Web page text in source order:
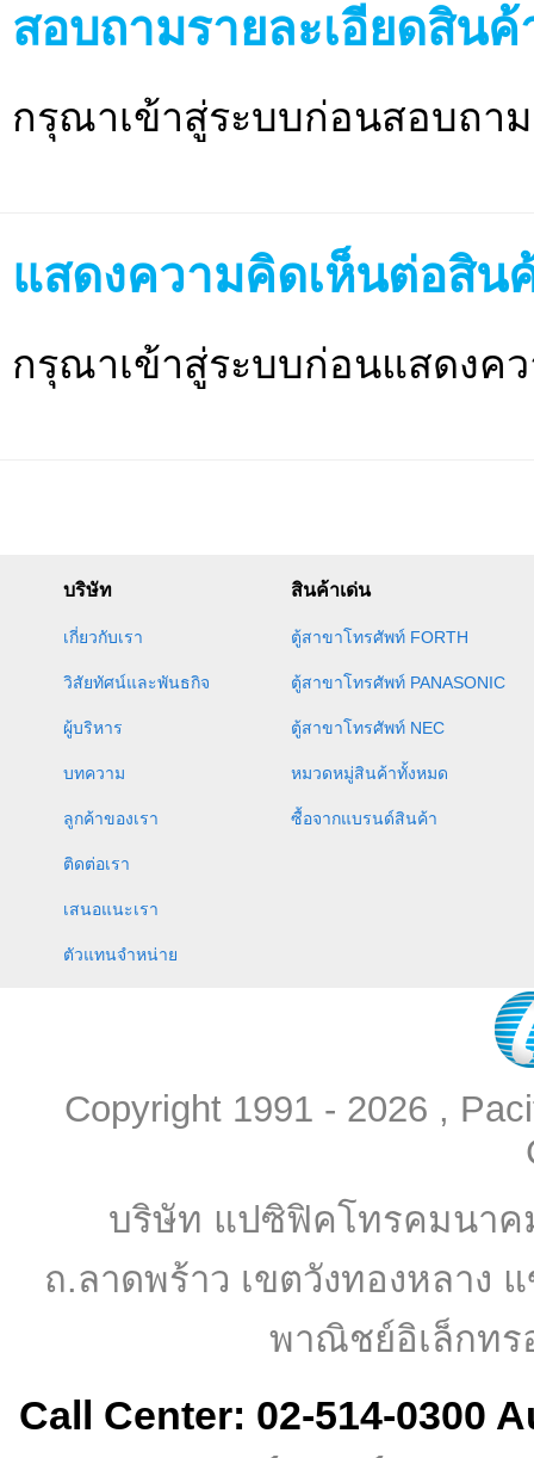
สอบถามรายละเอียดสินค้
กรุณาเข้าสู่ระบบก่อนสอบถา
แสดงความคิดเห็นต่อสิน
กรุณาเข้าสู่ระบบก่อนแสดงค
บริษัท
เกี่ยวกับเรา
วิสัยทัศน์และพันธกิจ
ผู้บริหาร
บทความ
ลูกค้าของเรา
ติดต่อเรา
เสนอแนะเรา
ตัวแทนจำหน่าย
สินค้าเด่น
ตู้สาขาโทรศัพท์ FORTH
ตู้สาขาโทรศัพท์ PANASONIC
ตู้สาขาโทรศัพท์ NEC
หมวดหมู่สินค้าทั้งหมด
ซื้อจากแบรนด์สินค้า
Copyright 1991 - 2026 ,
บริษัท แปซิฟิคโทรคมนาค
ถ.ลาดพร้าว เขตวังทองหลาง
พาณิชย์อิเล็กท
Call Center: 02-514-0300